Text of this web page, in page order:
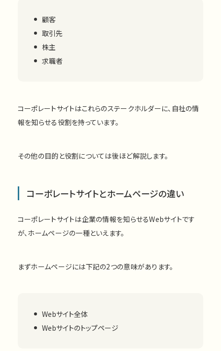
顧客
取引先
株主
求職者
コーポレートサイトはこれらのステークホルダーに、自社の情
報を知らせる役割を持っています。
その他の目的と役割については後ほど解説します。
コーポレートサイトとホームページの違い
コーポレートサイトは企業の情報を知らせるWebサイトです
が、ホームページの一種といえます。
まずホームページには下記の2つの意味があります。
Webサイト全体
Webサイトのトップページ